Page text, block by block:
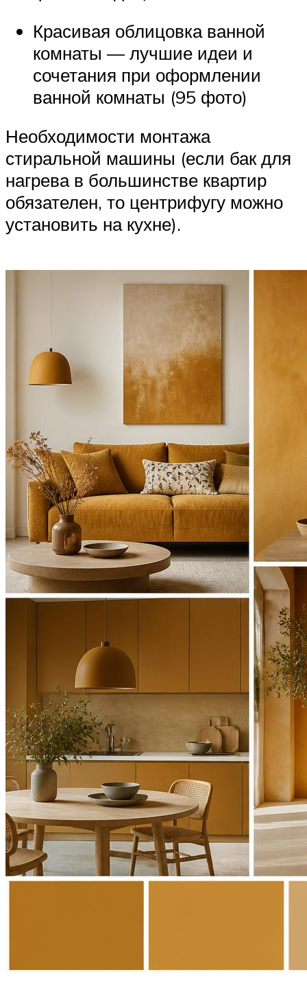
Красивая облицовка ванной
комнаты — лучшие идеи и
сочетания при оформлении
ванной комнаты (95 фото)
Необходимости монтажа
стиральной машины (если бак для
нагрева в большинстве квартир
обязателен, то центрифугу можно
установить на кухне).